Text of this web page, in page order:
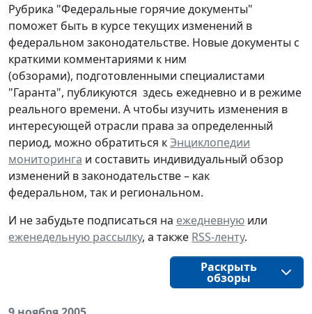
Рубрика "Федеральные горячие документы"
поможет быть в курсе текущих изменений в
федеральном законодательстве. Новые документы с
краткими комментариями к ним
(обзорами), подготовленными специалистами
"Гаранта", публикуются здесь ежедневно и в режиме
реального времени. А чтобы изучить изменения в
интересующей отрасли права за определенный
период, можно обратиться кЭнциклопедии
мониторинга и составить индивидуальный обзор
изменений в законодательстве – как
федеральном, так и региональном.
И не забудьте подписаться на ежедневную или
еженедельную рассылку, а также RSS-ленту.
Раскрыть
обзоры